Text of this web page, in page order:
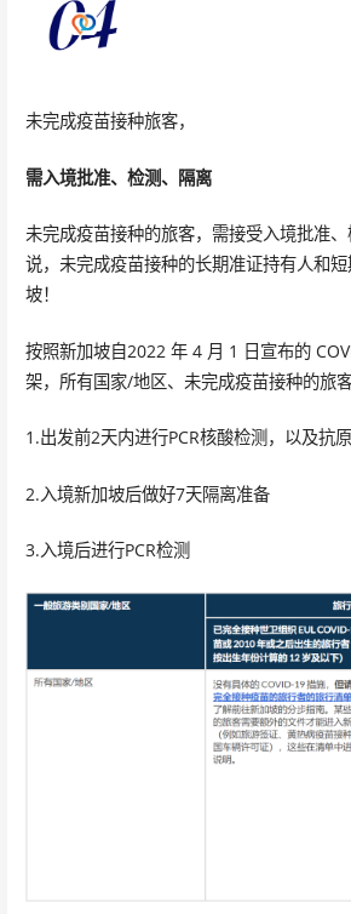
未完成疫苗接种旅客，
需入境批准、检测、隔离
未完成疫苗接种的旅客，需接受入境批准
说，未完成疫苗接种的长期准证持有人和
坡！
按照新加坡自2022 年 4 月 1 日宣布的
架，所有国家/地区、未完成疫苗接种的旅
1.出发前2天内进行PCR核酸检测，以及抗
2.入境新加坡后做好7天隔离准备
3.入境后进行PCR检测